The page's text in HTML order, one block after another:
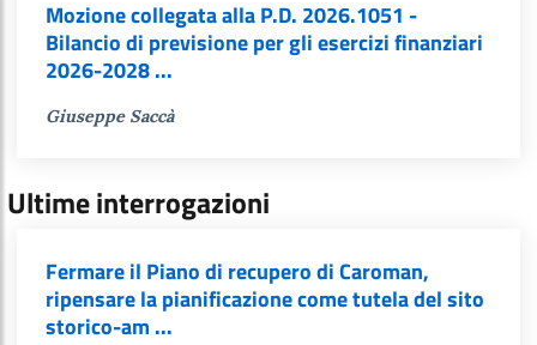
Mozione collegata alla P.D. 2026.1051 -
Bilancio di previsione per gli esercizi finanziari
2026-2028 ...
Giuseppe Saccà
Ultime interrogazioni
Fermare il Piano di recupero di Caroman,
ripensare la pianificazione come tutela del sito
storico-am ...